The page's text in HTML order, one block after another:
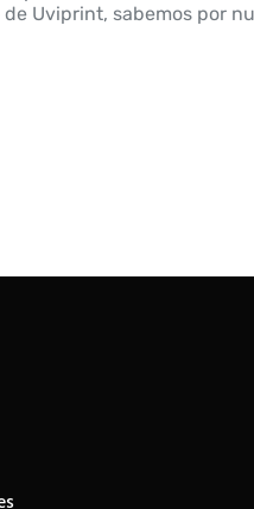
Uviprint, sabemos por